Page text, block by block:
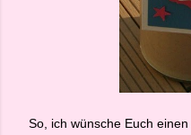
So, ich wünsche Euch